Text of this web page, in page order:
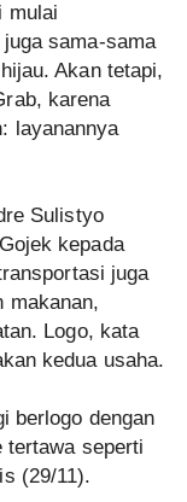
mulai
sama-sama
Akan tetapi,
karena
layanannya
Sulistyo
kepada
juga
makanan,
Logo, kata
kedua usaha.
berlogo dengan
tertawa seperti
(29/11).